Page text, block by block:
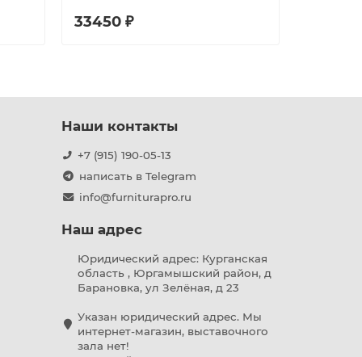
33450 ₽
Наши контакты
+7 (915) 190-05-13
написать в Telegram
info@furniturapro.ru
Наш адрес
Юридический адрес: Курганская
область , Юргамышский район, д
Барановка, ул Зелёная, д 23
Указан юридический адрес. Мы
интернет-магазин, выставочного
зала нет!